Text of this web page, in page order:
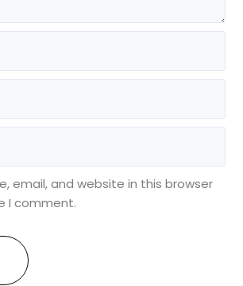
email, and website in this browser
I comment.